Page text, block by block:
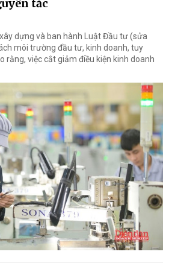
tắc
dựng và ban hành Luật Đầu tư (sửa
môi trường đầu tư, kinh doanh, tuy
rằng, việc cắt giảm điều kiện kinh doanh